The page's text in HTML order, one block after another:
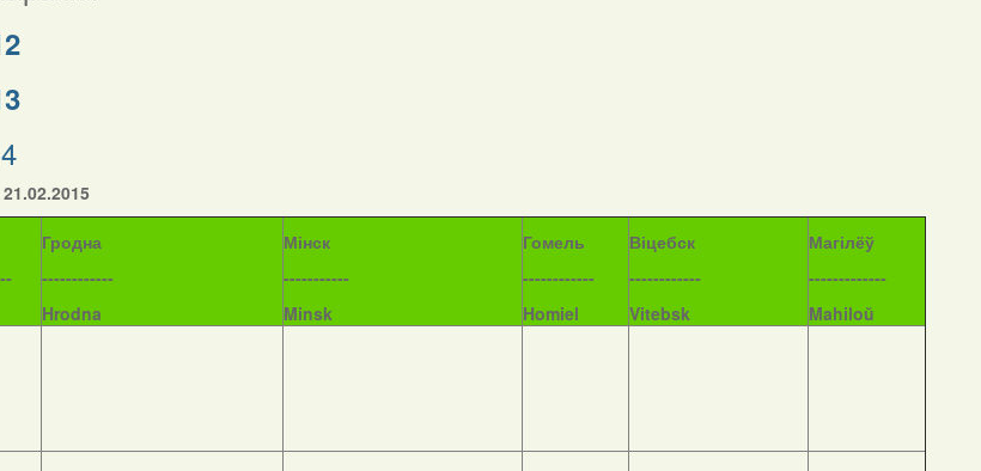
Гродна
------------
Hrodna
Мінск
-----------
Minsk
Гомель
------------
Homiel
Віцебск
------------
Vitebsk
Магілёў
-------------
Mahiloŭ